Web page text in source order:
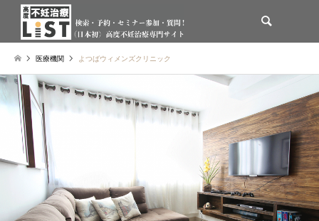
医療機関 よつばウィメンズクリニック